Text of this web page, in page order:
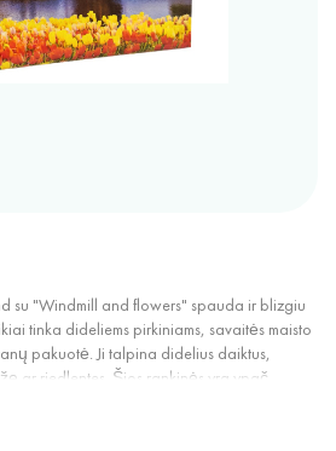
su "Windmill and flowers" spauda ir blizgiu
tinka dideliems pirkiniams, savaitės maisto
pakuotė. Ji talpina didelius daiktus,
ar riedlentes. Šios rankinės yra ypač
labai talpios, lengvos, nesitempia,